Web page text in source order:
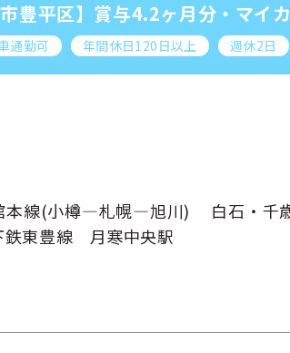
新着求人一覧
て
この内容で検索する
豊平区】賞与4.2ヶ月分・マイ
通勤可 年間休日120日以上 週休2日
本線(小樽―札幌―旭川) 白石・千
東豊線 月寒中央駅